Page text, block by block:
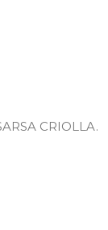
CRIOLLA.